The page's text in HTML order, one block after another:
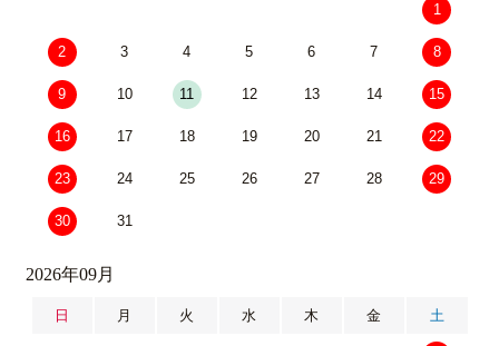
1
2 3 4 5 6 7 8
9 10 11 12 13 14 15
16 17 18 19 20 21 22
23 24 25 26 27 28 29
30 31
2026年09月
日 月 火 水 木 金 土